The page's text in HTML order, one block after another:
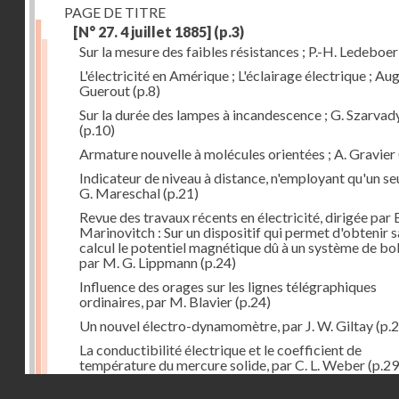
PAGE DE TITRE
[N° 27. 4 juillet 1885] (p.3)
Sur la mesure des faibles résistances ; P.-H. Ledeboer
L'électricité en Amérique ; L'éclairage électrique ;
Guerout(p.8)
Sur la durée des lampes à incandescence ; G.
(p.10)
Armature nouvelle à molécules orientées ; A. Gravier
Indicateur de niveau à distance, n'employant qu'un
G. Mareschal(p.21)
Revue des travaux récents en électricité, dirigée par
Marinovitch : Sur un dispositif qui permet d'obtenir
calcul le potentiel magnétique dû à un système de
par M. G. Lippmann(p.24)
Influence des orages sur les lignes télégraphiques
ordinaires, par M. Blavier(p.24)
Un nouvel électro-dynamomètre, par J. W. Giltay
La conductibilité électrique et le coefficient de
température du mercure solide, par C. L. Weber